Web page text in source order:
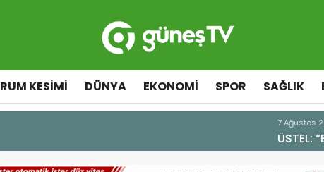
RUM KESIMI DÜNYA EKONOMI SPOR SAĞLIK